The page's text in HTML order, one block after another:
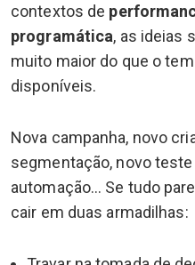
contextos de
programática, as ideias
muito maior do que o
disponíveis.
Nova campanha, novo
segmentação, novo teste
automação… Se tudo
cair em duas armadilhas: